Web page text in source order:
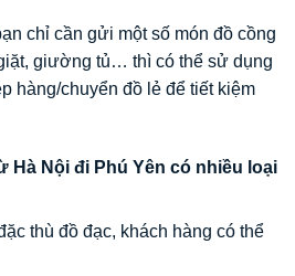
chỉ cần gửi một số món đồ cồng
giường tủ… thì có thể sử dụng
hàng/chuyển đồ lẻ để tiết kiệm
Hà Nội đi Phú Yên có nhiều loại
thù đồ đạc, khách hàng có thể